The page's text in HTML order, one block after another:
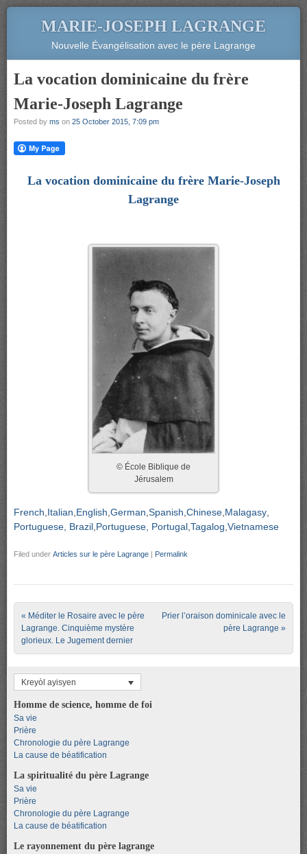
MARIE-JOSEPH LAGRANGE
Nouvelle Évangélisation avec le père Lagrange
La vocation dominicaine du frère
Marie-Joseph Lagrange
Posted by ms on 25 October 2015, 7:09 pm
La vocation dominicaine du frère Marie-Joseph
Lagrange
© École Biblique de
Jérusalem
French Italian English German Spanish Chinese Malagasy
Portuguese, Brazil Portuguese, Portugal Tagalog Vietnamese
Filed under Articles sur le père Lagrange Permalink
Post navigation
« Méditer le Rosaire avec le père
Lagrange. Cinquième mystère
glorieux. Le Jugement dernier
Prier l’oraison dominicale avec le
père Lagrange »
Kreyòl ayisyen
Homme de science, homme de foi
Sa vie
Prière
Chronologie du père Lagrange
La cause de béatification
La spiritualité du père Lagrange
Sa vie
Prière
Chronologie du père Lagrange
La cause de béatification
Le rayonnement du père lagrange